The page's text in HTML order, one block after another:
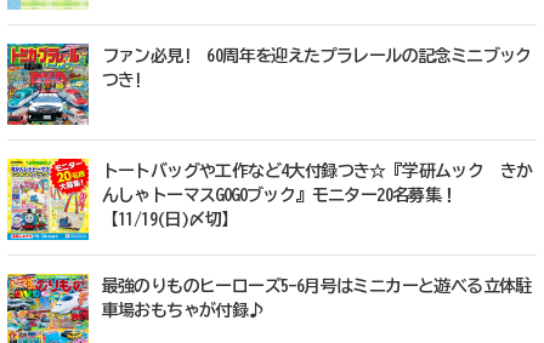
ファン必見! 60周年を迎えたプラレールの記念ミニブック
つき!
トートバッグや工作など4大付録つき☆『学研ムック きか
んしゃトーマスGOGOブック』モニター20名募集！
【11/19(日)〆切】
最強のりものヒーローズ5-6月号はミニカーと遊べる立体駐
車場おもちゃが付録♪